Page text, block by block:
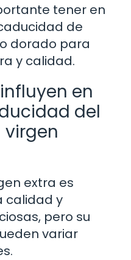
tener en
de
dorado para
y calidad.
en
del
extra es
calidad y
pero su
variar